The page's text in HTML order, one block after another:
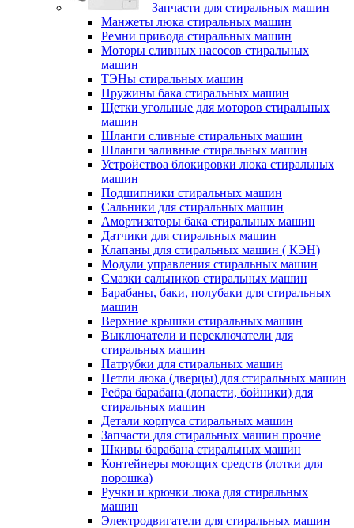
Запчасти для стиральных машин
Манжеты люка стиральных машин
Ремни привода стиральных машин
Моторы сливных насосов стиральных
машин
ТЭНы стиральных машин
Пружины бака стиральных машин
Щетки угольные для моторов стиральных
машин
Шланги сливные стиральных машин
Шланги заливные стиральных машин
Устройствоа блокировки люка стиральных
машин
Подшипники стиральных машин
Сальники для стиральных машин
Амортизаторы бака стиральных машин
Датчики для стиральных машин
Клапаны для стиральных машин ( КЭН)
Модули управления стиральных машин
Смазки сальников стиральных машин
Барабаны, баки, полубаки для стиральных
машин
Верхние крышки стиральных машин
Выключатели и переключатели для
стиральных машин
Патрубки для стиральных машин
Петли люка (дверцы) для стиральных машин
Ребра барабана (лопасти, бойники) для
стиральных машин
Детали корпуса стиральных машин
Запчасти для стиральных машин прочие
Шкивы барабана стиральных машин
Контейнеры моющих средств (лотки для
порошка)
Ручки и крючки люка для стиральных
машин
Электродвигатели для стиральных машин